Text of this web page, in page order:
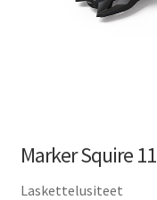
Marker Squire
Laskettelusiteet